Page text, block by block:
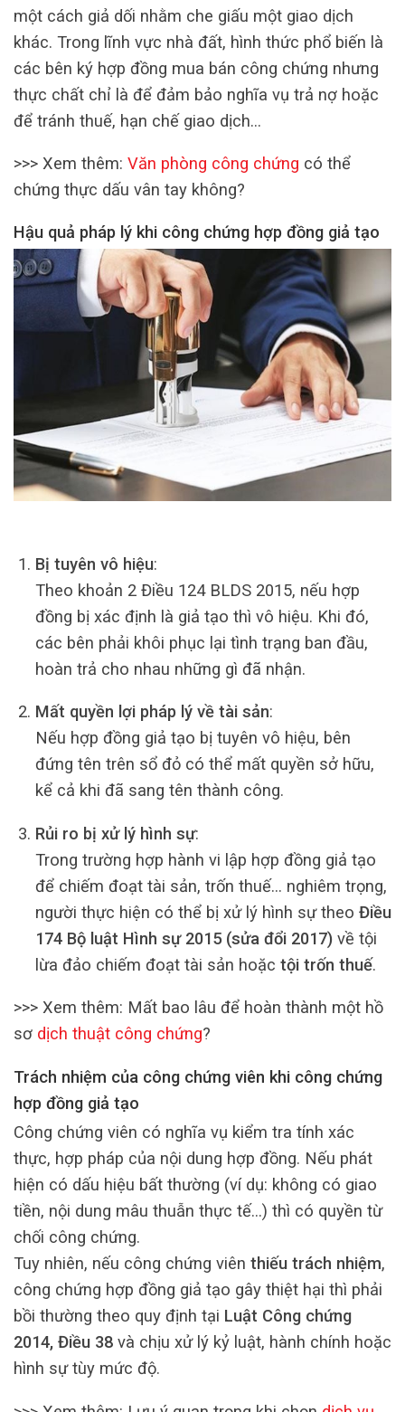
một cách giả dối nhằm che giấu một giao dịch
khác. Trong lĩnh vực nhà đất, hình thức phổ biến là
các bên ký hợp đồng mua bán công chứng nhưng
thực chất chỉ là để đảm bảo nghĩa vụ trả nợ hoặc
để tránh thuế, hạn chế giao dịch…
>>> Xem thêm: Văn phòng công chứng có thể
chứng thực dấu vân tay không?
Hậu quả pháp lý khi công chứng hợp đồng giả tạo
Bị tuyên vô hiệu:
Theo khoản 2 Điều 124 BLDS 2015, nếu hợp
đồng bị xác định là giả tạo thì vô hiệu. Khi đó,
các bên phải khôi phục lại tình trạng ban đầu,
hoàn trả cho nhau những gì đã nhận.
Mất quyền lợi pháp lý về tài sản:
Nếu hợp đồng giả tạo bị tuyên vô hiệu, bên
đứng tên trên sổ đỏ có thể mất quyền sở hữu,
kể cả khi đã sang tên thành công.
Rủi ro bị xử lý hình sự:
Trong trường hợp hành vi lập hợp đồng giả tạo
để chiếm đoạt tài sản, trốn thuế… nghiêm trọng,
người thực hiện có thể bị xử lý hình sự theo Điều
174 Bộ luật Hình sự 2015 (sửa đổi 2017)về tội
lừa đảo chiếm đoạt tài sản hoặc tội trốn thuế.
>>> Xem thêm: Mất bao lâu để hoàn thành một hồ
sơ dịch thuật công chứng?
Trách nhiệm của công chứng viên khi công chứng
hợp đồng giả tạo
Công chứng viên có nghĩa vụ kiểm tra tính xác
thực, hợp pháp của nội dung hợp đồng. Nếu phát
hiện có dấu hiệu bất thường (ví dụ: không có giao
tiền, nội dung mâu thuẫn thực tế…) thì có quyền từ
chối công chứng.
Tuy nhiên, nếu công chứng viên thiếu trách nhiệm,
công chứng hợp đồng giả tạo gây thiệt hại thì phải
bồi thường theo quy định tại Luật Công chứng
2014, Điều 38 và chịu xử lý kỷ luật, hành chính hoặc
hình sự tùy mức độ.